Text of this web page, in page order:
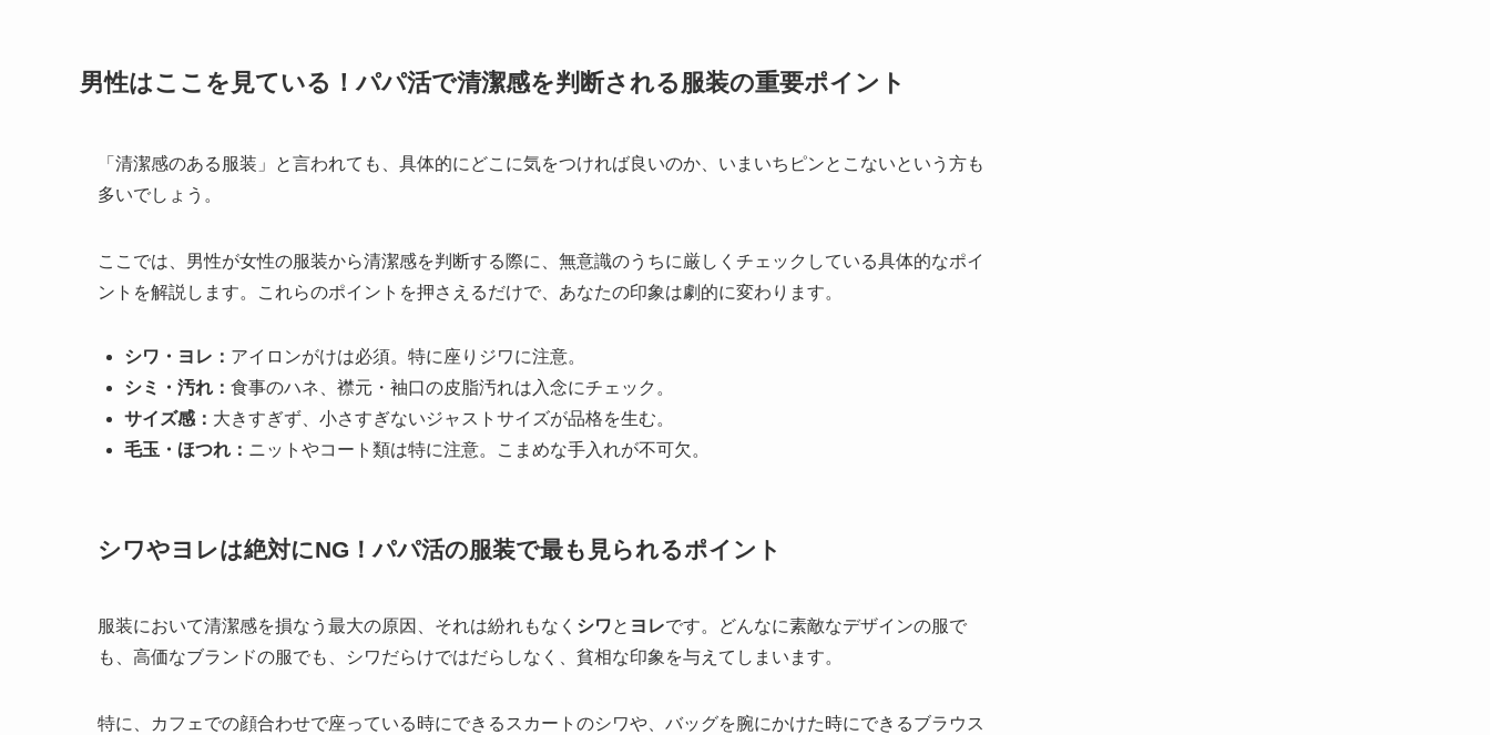
男性はここを見ている！パパ活で清潔感を判断される服装の重要ポイント
「清潔感のある服装」と言われても、具体的にどこに気をつければ良いのか、いまいちピンとこないという方も
多いでしょう。
ここでは、男性が女性の服装から清潔感を判断する際に、無意識のうちに厳しくチェックしている具体的なポイ
ントを解説します。これらのポイントを押さえるだけで、あなたの印象は劇的に変わります。
シワ・ヨレ： アイロンがけは必須。特に座りジワに注意。
シミ・汚れ： 食事のハネ、襟元・袖口の皮脂汚れは入念にチェック。
サイズ感： 大きすぎず、小さすぎないジャストサイズが品格を生む。
毛玉・ほつれ： ニットやコート類は特に注意。こまめな手入れが不可欠。
シワやヨレは絶対にNG！パパ活の服装で最も見られるポイント
服装において清潔感を損なう最大の原因、それは紛れもなく シワと ヨレです。どんなに素敵なデザインの服で
も、高価なブランドの服でも、シワだらけではだらしなく、貧相な印象を与えてしまいます。
特に、カフェでの顔合わせで座っている時にできるスカートのシワや、バッグを腕にかけた時にできるブラウス